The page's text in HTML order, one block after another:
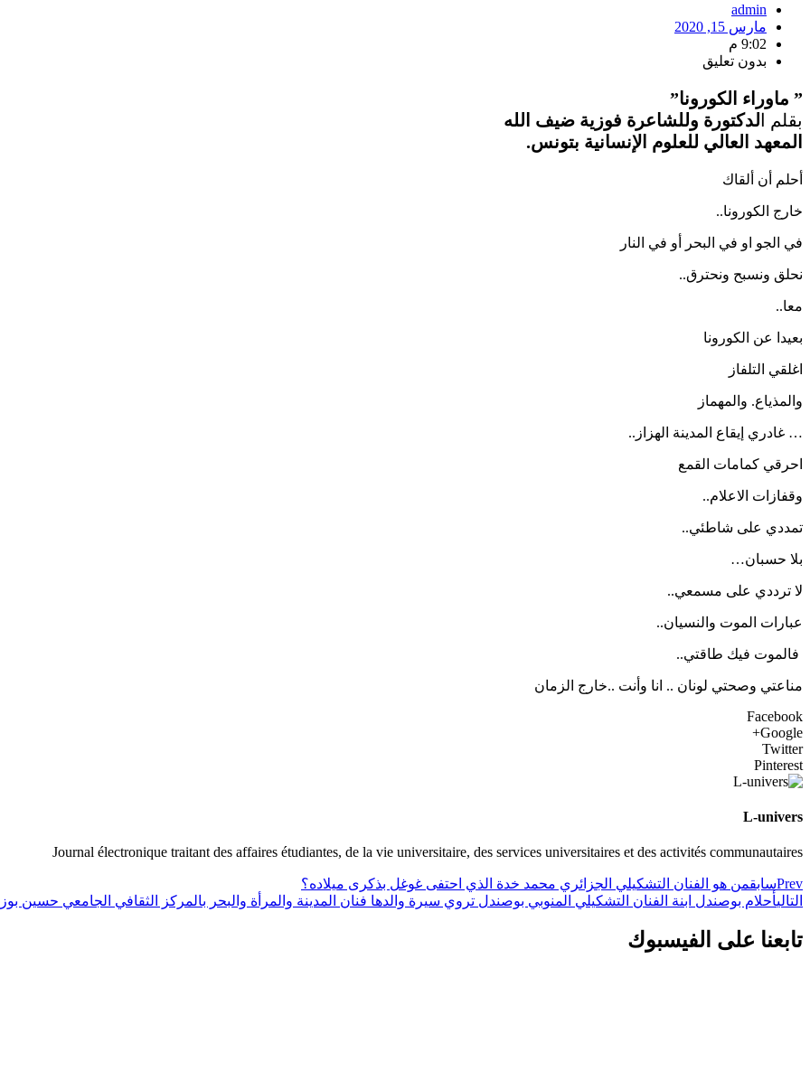
admin
مارس 15, 2020
9:02 م
بدون تعليق
” ماوراء الكورونا”
بقلم ا لدكتورة وللشاعرة فوزية ضيف الله
المعهد العالي للعلوم الإنسانية بتونس.
أحلم أن ألقاك
خارج الكورونا..
في الجو او في البحر أو في النار
نحلق ونسبح ونحترق..
معا..
بعيدا عن الكورونا
اغلقي التلفاز
والمذياع. والمهماز
… غادري إيقاع المدينة الهزاز..
احرقي كمامات القمع
وقفازات الاعلام..
تمددي على شاطئي..
بلا حسبان…
لا ترددي على مسمعي..
عبارات الموت والنسيان..
فالموت فيك طاقتي..
مناعتي وصحتي لونان .. انا وأنت ..خارج الزمان
Facebook
Google+
Twitter
Pinterest
L-univers
Journal électronique traitant des affaires étudiantes, de la vie universitaire, des services universitaires et des activités communautaires
Prevسابقمن هو الفنان التشكيلي الجزائري محمد خدة الذي احتفى غوغل بذكرى ميلاده؟
التاليأحلام بوصندل ابنة الفنان التشكيلي المنوبي بوصندل تروي سيرة والدها فنان المدينة والمرأة والبحر بالمركز الثقافي الجامعي حسين
تابعنا على الفيسبوك